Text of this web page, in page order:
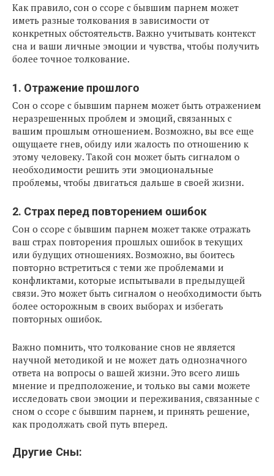
Как правило, сон о ссоре с бывшим парнем может
иметь разные толкования в зависимости от
конкретных обстоятельств. Важно учитывать контекст
сна и ваши личные эмоции и чувства, чтобы получить
более точное толкование.
1. Отражение прошлого
Сон о ссоре с бывшим парнем может быть отражением
неразрешенных проблем и эмоций, связанных с
вашим прошлым отношением. Возможно, вы все еще
ощущаете гнев, обиду или жалость по отношению к
этому человеку. Такой сон может быть сигналом о
необходимости решить эти эмоциональные
проблемы, чтобы двигаться дальше в своей жизни.
2. Страх перед повторением ошибок
Сон о ссоре с бывшим парнем может также отражать
ваш страх повторения прошлых ошибок в текущих
или будущих отношениях. Возможно, вы боитесь
повторно встретиться с теми же проблемами и
конфликтами, которые испытывали в предыдущей
связи. Это может быть сигналом о необходимости быть
более осторожным в своих выборах и избегать
повторных ошибок.
Важно помнить, что толкование снов не является
научной методикой и не может дать однозначного
ответа на вопросы о вашей жизни. Это всего лишь
мнение и предположение, и только вы сами можете
исследовать свои эмоции и переживания, связанные с
сном о ссоре с бывшим парнем, и принять решение,
как продолжать свой путь вперед.
Другие Сны: